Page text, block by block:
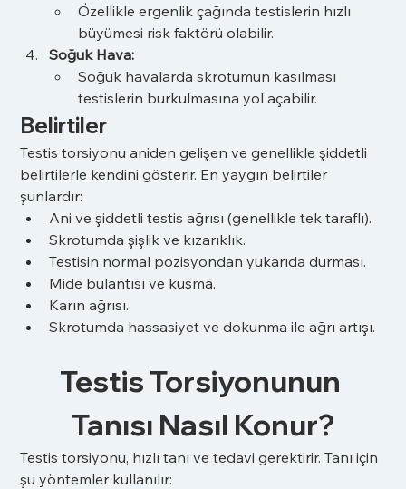
Özellikle ergenlik çağında testislerin hızlı
büyümesi risk faktörü olabilir.
Soğuk Hava:
Soğuk havalarda skrotumun kasılması
testislerin burkulmasına yol açabilir.
Belirtiler
Testis torsiyonu aniden gelişen ve genellikle şiddetli
belirtilerle kendini gösterir. En yaygın belirtiler
şunlardır:
Ani ve şiddetli testis ağrısı (genellikle tek taraflı).
Skrotumda şişlik ve kızarıklık.
Testisin normal pozisyondan yukarıda durması.
Mide bulantısı ve kusma.
Karın ağrısı.
Skrotumda hassasiyet ve dokunma ile ağrı artışı.
Testis Torsiyonunun
Tanısı Nasıl Konur?
Testis torsiyonu, hızlı tanı ve tedavi gerektirir. Tanı için
şu yöntemler kullanılır: